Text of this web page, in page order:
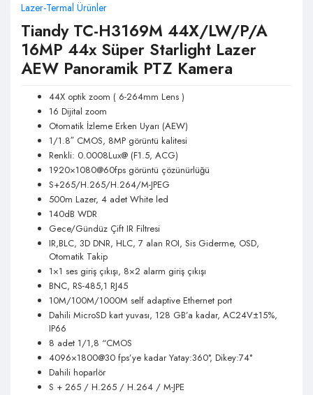
Lazer-Termal Ürünler
Tiandy TC-H3169M 44X/LW/P/A
16MP 44x Süper Starlight Lazer
AEW Panoramik PTZ Kamera
44X optik zoom ( 6-264mm Lens )
16 Dijital zoom
Otomatik İzleme Erken Uyarı (AEW)
1/1.8″ CMOS, 8MP görüntü kalitesi
Renkli: 0.0008Lux@ (F1.5, ACG)
1920×1080@60fps görüntü çözünürlüğü
S+265/H.265/H.264/M-JPEG
500m Lazer, 4 adet White led
140dB WDR
Gece/Gündüz Çift IR Filtresi
IR,BLC, 3D DNR, HLC, 7 alan ROI, Sis Giderme, OSD,
Otomatik Takip
1×1 ses giriş çıkışı, 8×2 alarm giriş çıkışı
BNC, RS-485,1 RJ45
10M/100M/1000M self adaptive Ethernet port
Dahili MicroSD kart yuvası, 128 GB’a kadar, AC24V±15%,
IP66
8 adet 1/1,8 “CMOS
4096×1800@30 fps’ye kadar Yatay:360°, Dikey:74°
Dahili hoparlör
S + 265 / H.265 / H.264 / M-JPE